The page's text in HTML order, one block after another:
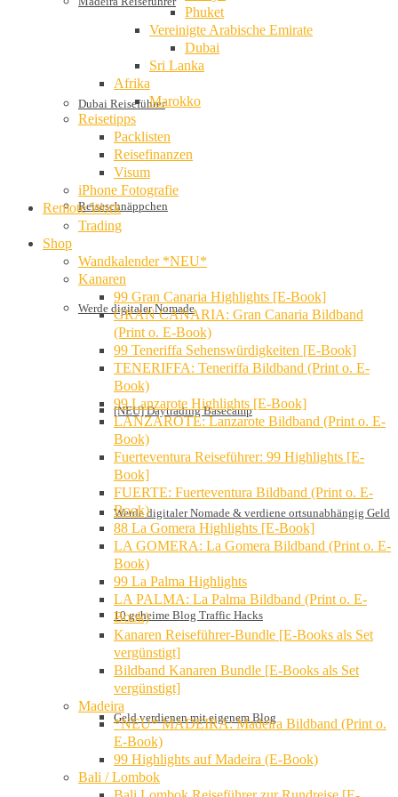
Dubai Reiseführer
Reiseschnäppchen
Werde digitaler Nomade
[NEU] Daytrading Basecamp
Werde digitaler Nomade & verdiene ortsunabhängig Geld
10 geheime Blog Traffic Hacks
Geld verdienen mit eigenem Blog
Phuket
Vereinigte Arabische Emirate
Dubai
Sri Lanka
Afrika
Marokko
Reisetipps
Packlisten
Reisefinanzen
Visum
iPhone Fotografie
Remote Work
Trading
Shop
Wandkalender *NEU*
Kanaren
99 Gran Canaria Highlights [E-Book]
GRAN CANARIA: Gran Canaria Bildband
(Print o. E-Book)
99 Teneriffa Sehenswürdigkeiten [E-Book]
TENERIFFA: Teneriffa Bildband (Print o. E-
Book)
99 Lanzarote Highlights [E-Book]
LANZAROTE: Lanzarote Bildband (Print o. E-
Book)
Fuerteventura Reiseführer: 99 Highlights [E-
Book]
FUERTE: Fuerteventura Bildband (Print o. E-
Book)
88 La Gomera Highlights [E-Book]
LA GOMERA: La Gomera Bildband (Print o. E-
Book)
99 La Palma Highlights
LA PALMA: La Palma Bildband (Print o. E-
Book)
Kanaren Reiseführer-Bundle [E-Books als Set
vergünstigt]
Bildband Kanaren Bundle [E-Books als Set
vergünstigt]
Madeira
*NEU* MADEIRA: Madeira Bildband (Print o.
E-Book)
99 Highlights auf Madeira (E-Book)
Bali / Lombok